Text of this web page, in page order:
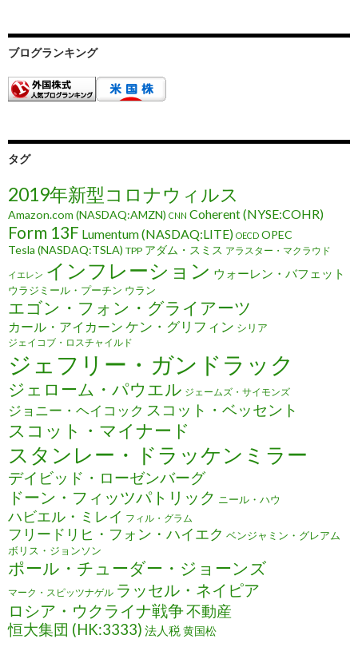
ブログランキング
タグ
2019年新型コロナウィルス
Amazon.com (NASDAQ:AMZN) CNN Coherent (NYSE:COHR)
Form 13F Lumentum (NASDAQ:LITE) OECD OPEC
Tesla (NASDAQ:TSLA) TPP アダム・スミス アラスター・マクラウド
イエレン インフレーション ウォーレン・バフェット
ウラジミール・プーチン ウラン
エゴン・フォン・グライアーツ
カール・アイカーン ケン・グリフィン シリア
ジェイコブ・ロスチャイルド
ジェフリー・ガンドラック
ジェローム・パウエル ジェームズ・サイモンズ
ジョニー・ヘイコック スコット・ベッセント
スコット・マイナード
スタンレー・ドラッケンミラー
デイビッド・ローゼンバーグ
ドーン・フィッツパトリック ニール・ハウ
ハビエル・ミレイ フィル・グラム
フリードリヒ・フォン・ハイエク ベンジャミン・グレアム
ボリス・ジョンソン
ポール・チューダー・ジョーンズ
マーク・スピッツナゲル ラッセル・ネイピア
ロシア・ウクライナ戦争不動産
恒大集団 (HK:3333) 法人税黄国松